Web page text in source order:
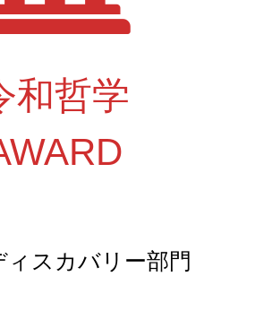
和哲学
ィスカバリー部門